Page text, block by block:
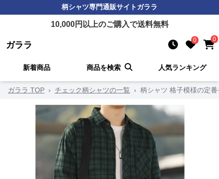
柄シャツ専門通販サイトガララ
10,000円以上のご購入で送料無料
ガララ 0 0
新着商品 商品を検索 人気ランキング
ガララ TOP › チェック柄シャツの一覧 › 柄シャツ 格子模様の定